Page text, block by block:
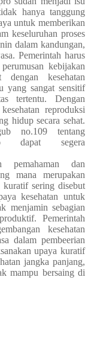
hanya tanggung
untuk memberikan
keseluruhan proses
dalam kandungan,
Pemerintah harus
kebijakan
dengan kesehatan
yang sangat sensitif
tertentu. Dengan
reproduksi
hidup secara sehat.
no.109 tentang
dapat segera
pemahaman dan
mana merupakan
kuratif sering disebut
kesehatan untuk
menjamin sebagian
Pemerintah
kesehatan
dalam pembeerian
upaya kuratif
jangka panjang,
mampu bersaing di